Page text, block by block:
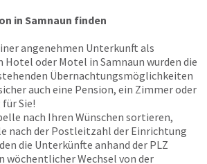
in Samnaun finden
angenehmen Unterkunft als
oder Motel in Samnaun wurden die
Übernachtungsmöglichkeiten
auch eine Pension, ein Zimmer oder
Sie!
nach Ihren Wünschen sortieren,
nach der Postleitzahl der Einrichtung
die Unterkünfte anhand der PLZ
wöchentlicher Wechsel von der